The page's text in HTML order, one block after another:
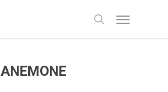
search
Menu
ANEMONE